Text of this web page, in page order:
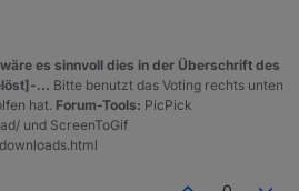
(in einem Script).
es sinnvoll dies in der Überschrift des
... Bitte benutzt das Voting rechts unten
hat. Forum-Tools: PicPick
und ScreenToGif